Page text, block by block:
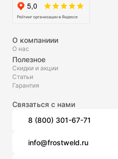
О компаниии
О нас
Полезное
Скидки и акции
Статьи
Гарантия
Связаться с нами
8 (800) 301-67-71
info@frostweld.ru